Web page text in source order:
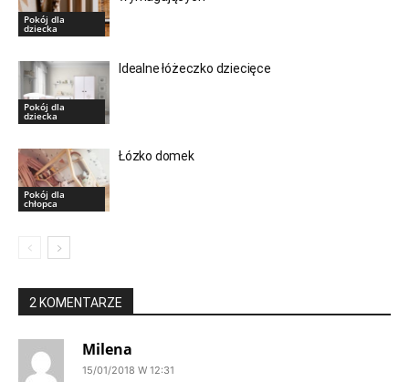
Pokój dla
dziecka
Pokój dla
dziecka
Idealne łóżeczko dziecięce
Pokój dla
chłopca
Łózko domek
2 KOMENTARZE
Milena
15/01/2018 W 12:31